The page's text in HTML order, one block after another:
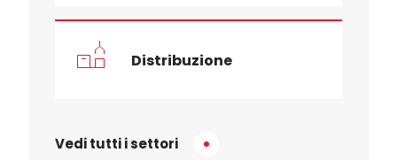
Distribuzione
Vedi tutti i settori